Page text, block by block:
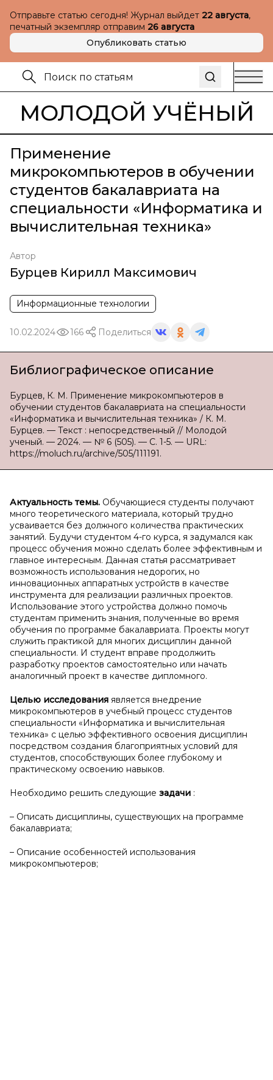
Отправьте статью сегодня! Журнал выйдет 22 августа,
печатный экземпляр отправим 26 августа
Опубликовать статью
МОЛОДОЙ УЧЁНЫЙ
Применение
микрокомпьютеров в обучении
студентов бакалавриата на
специальности «Информатика и
вычислительная техника»
Автор
Бурцев Кирилл Максимович
Информационные технологии
10.02.2024 166 Поделиться
Библиографическое описание
Бурцев, К. М. Применение микрокомпьютеров в
обучении студентов бакалавриата на специальности
«Информатика и вычислительная техника» / К. М.
Бурцев. — Текст : непосредственный // Молодой
ученый. — 2024. — № 6 (505). — С. 1-5. — URL:
https://moluch.ru/archive/505/111191.
Актуальность темы. Обучающиеся студенты получают
много теоретического материала, который трудно
усваивается без должного количества практических
занятий. Будучи студентом 4-го курса, я задумался как
процесс обучения можно сделать более эффективным и
главное интересным. Данная статья рассматривает
возможность использования недорогих, но
инновационных аппаратных устройств в качестве
инструмента для реализации различных проектов.
Использование этого устройства должно помочь
студентам применить знания, полученные во время
обучения по программе бакалавриата. Проекты могут
служить практикой для многих дисциплин данной
специальности. И студент вправе продолжить
разработку проектов самостоятельно или начать
аналогичный проект в качестве дипломного.
Целью исследования является внедрение
микрокомпьютеров в учебный процесс студентов
специальности «Информатика и вычислительная
техника» с целью эффективного освоения дисциплин
посредством создания благоприятных условий для
студентов, способствующих более глубокому и
практическому освоению навыков.
Необходимо решить следующие задачи :
– Описать дисциплины, существующих на программе
бакалавриата;
– Описание особенностей использования
микрокомпьютеров;